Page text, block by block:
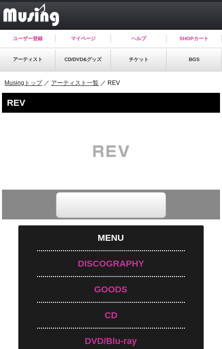
ユーザー登録 マイページ ヘルプ SHOPカート
アーティスト CD/DVD&グッズ チケット BGS
Musingトップ／ アーティスト一覧 ／ REV
REV
MENU
DISCOGRAPHY
GOODS
CD
DVD/Blu-ray